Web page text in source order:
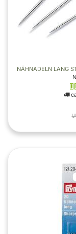
NÄHNADELN LANG